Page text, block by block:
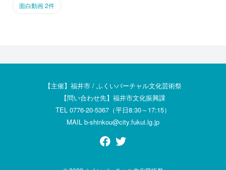
面白動画 2件
【主催】福井市 / ふくいバーチャル文化芸術祭
【問い合わせ先】福井市文化振興課
TEL 0776-20-5367（平日8:30～17:15）
MAIL b-shinkou@city.fukui.lg.jp